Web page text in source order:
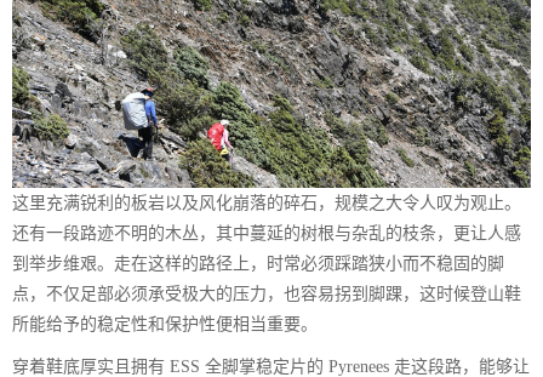
这里充满锐利的板岩以及风化崩落的碎石，规模之大令人叹为观止。
还有一段路迹不明的木丛，其中蔓延的树根与杂乱的枝条，更让人感
到举步维艰。走在这样的路径上，时常必须踩踏狭小而不稳固的脚
点，不仅足部必须承受极大的压力，也容易拐到脚踝，这时候登山鞋
所能给予的稳定性和保护性便相当重要。
穿着鞋底厚实且拥有 ESS 全脚掌稳定片的 Pyrenees 走这段路，能够让